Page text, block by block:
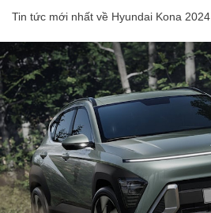
Tin tức mới nhất về Hyundai Kona 2024